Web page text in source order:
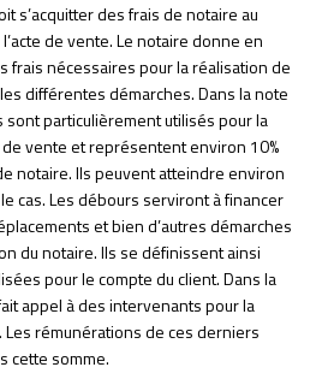
s’acquitter des frais de notaire au
de vente. Le notaire donne en
frais nécessaires pour la réalisation de
différentes démarches. Dans la note
particulièrement utilisés pour la
vente et représentent environ 10%
notaire. Ils peuvent atteindre environ
cas. Les débours serviront à financer
et bien d’autres démarches
du notaire. Ils se définissent ainsi
pour le compte du client. Dans la
appel à des intervenants pour la
rémunérations de ces derniers
cette somme.